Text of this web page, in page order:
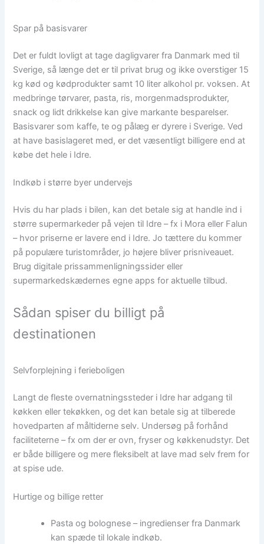
Spar på basisvarer
Det er fuldt lovligt at tage dagligvarer fra Danmark med til
Sverige, så længe det er til privat brug og ikke overstiger 15
kg kød og kødprodukter samt 10 liter alkohol pr. voksen. At
medbringe tørvarer, pasta, ris, morgenmadsprodukter,
snack og lidt drikkelse kan give markante besparelser.
Basisvarer som kaffe, te og pålæg er dyrere i Sverige. Ved
at have basislageret med, er det væsentligt billigere end at
købe det hele i Idre.
Indkøb i større byer undervejs
Hvis du har plads i bilen, kan det betale sig at handle ind i
større supermarkeder på vejen til Idre – fx i Mora eller Falun
– hvor priserne er lavere end i Idre. Jo tættere du kommer
på populære turistområder, jo højere bliver prisniveauet.
Brug digitale prissammenligningssider eller
supermarkedskædernes egne apps for aktuelle tilbud.
Sådan spiser du billigt på
destinationen
Selvforplejning i ferieboligen
Langt de fleste overnatningssteder i Idre har adgang til
køkken eller tekøkken, og det kan betale sig at tilberede
hovedparten af måltiderne selv. Undersøg på forhånd
faciliteterne – fx om der er ovn, fryser og køkkenudstyr. Det
er både billigere og mere fleksibelt at lave mad selv frem for
at spise ude.
Hurtige og billige retter
Pasta og bolognese – ingredienser fra Danmark
kan spæde til lokale indkøb.